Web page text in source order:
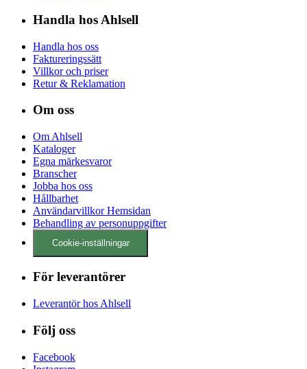
Handla hos Ahlsell
Handla hos oss
Faktureringssätt
Villkor och priser
Retur & Reklamation
Om oss
Om Ahlsell
Kataloger
Egna märkesvaror
Branscher
Jobba hos oss
Hållbarhet
Användarvillkor Hemsidan
Behandling av personuppgifter
Cookie-inställningar
För leverantörer
Leverantör hos Ahlsell
Följ oss
Facebook